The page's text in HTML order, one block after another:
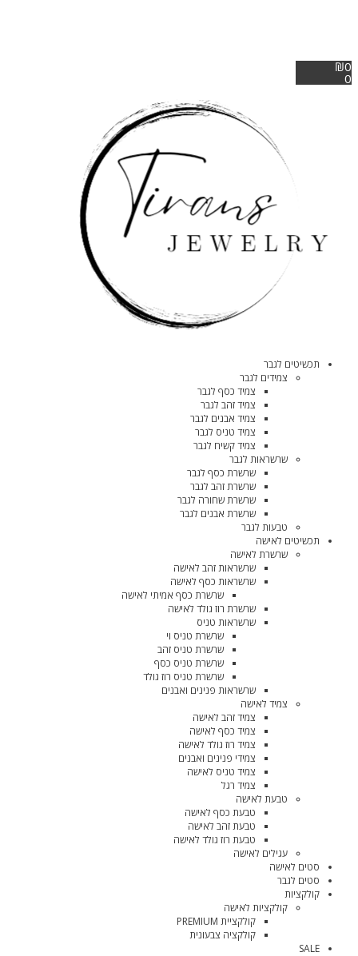
₪0
0
תכשיטים לגבר
צמידים לגבר
צמיד כסף לגבר
צמיד זהב לגבר
צמיד אבנים לגבר
צמיד טניס לגבר
צמיד קשיח לגבר
שרשראות לגבר
שרשרת כסף לגבר
שרשרת זהב לגבר
שרשרת שחורה לגבר
שרשרת אבנים לגבר
טבעות לגבר
תכשיטים לאישה
שרשרת לאישה
שרשראות זהב לאישה
שרשראות כסף לאישה
שרשרת כסף אמיתי לאישה
שרשרת רוז גולד לאישה
שרשראות טניס
שרשרת טניס וי
שרשרת טניס זהב
שרשרת טניס כסף
שרשרת טניס רוז גולד
שרשראות פנינים ואבנים
צמיד לאישה
צמיד זהב לאישה
צמיד כסף לאישה
צמיד רוז גולד לאישה
צמידי פנינים ואבנים
צמיד טניס לאישה
צמיד רגל
טבעת לאישה
טבעת כסף לאישה
טבעת זהב לאישה
טבעת רוז גולד לאישה
עגילים לאישה
סטים לאישה
סטים לגבר
קולקציות
קולקציות לאישה
קולקציית PREMIUM
קולקציה צבעונית
SALE